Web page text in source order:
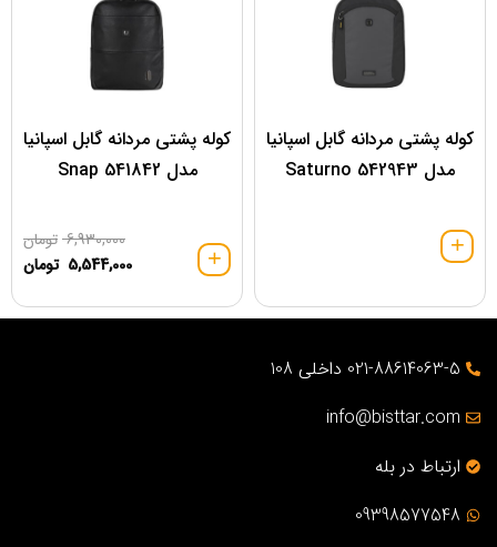
کوله پشتی مردانه گابل اسپانیا
مدل 542943 Saturno
کوله پشتی مردانه گابل اسپانیا
مدل 541842 Snap
6,930,000 تومان
5,544,000 تومان
021-88614063-5 داخلی 108
info@bisttar.com
ارتباط در بله
09398577548